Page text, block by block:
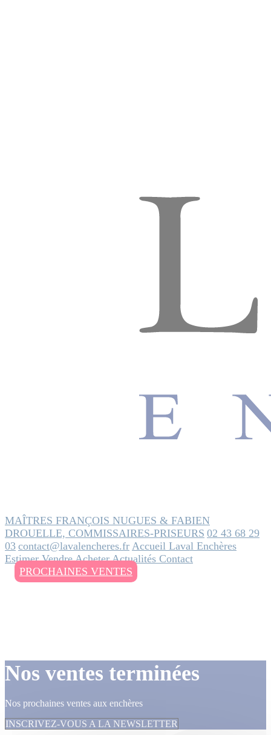
MAÎTRES FRANÇOIS NUGUES & FABIEN
DROUELLE, COMMISSAIRES-PRISEURS 02 43 68 29
03 contact@lavalencheres.fr Accueil Laval Enchères
EstimerVendreAcheterActualités Contact
PROCHAINES VENTES
Nos ventes terminées
Nos prochaines ventes aux enchères
INSCRIVEZ-VOUS A LA NEWSLETTER